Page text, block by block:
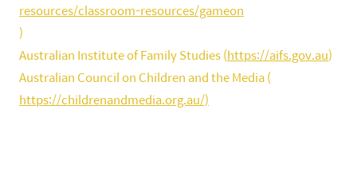
resources/classroom-resources/gameon
)
Australian Institute of Family Studies (https://aifs.gov.au)
Australian Council on Children and the Media (
https://childrenandmedia.org.au/)